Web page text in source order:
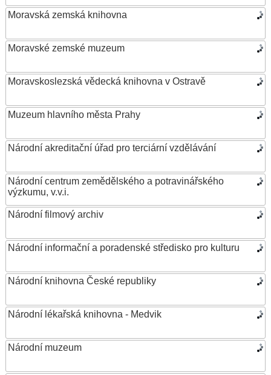
Moravská zemská knihovna
Moravské zemské muzeum
Moravskoslezská vědecká knihovna v Ostravě
Muzeum hlavního města Prahy
Národní akreditační úřad pro terciární vzdělávání
Národní centrum zemědělského a potravinářského
výzkumu, v.v.i.
Národní filmový archiv
Národní informační a poradenské středisko pro kulturu
Národní knihovna České republiky
Národní lékařská knihovna - Medvik
Národní muzeum